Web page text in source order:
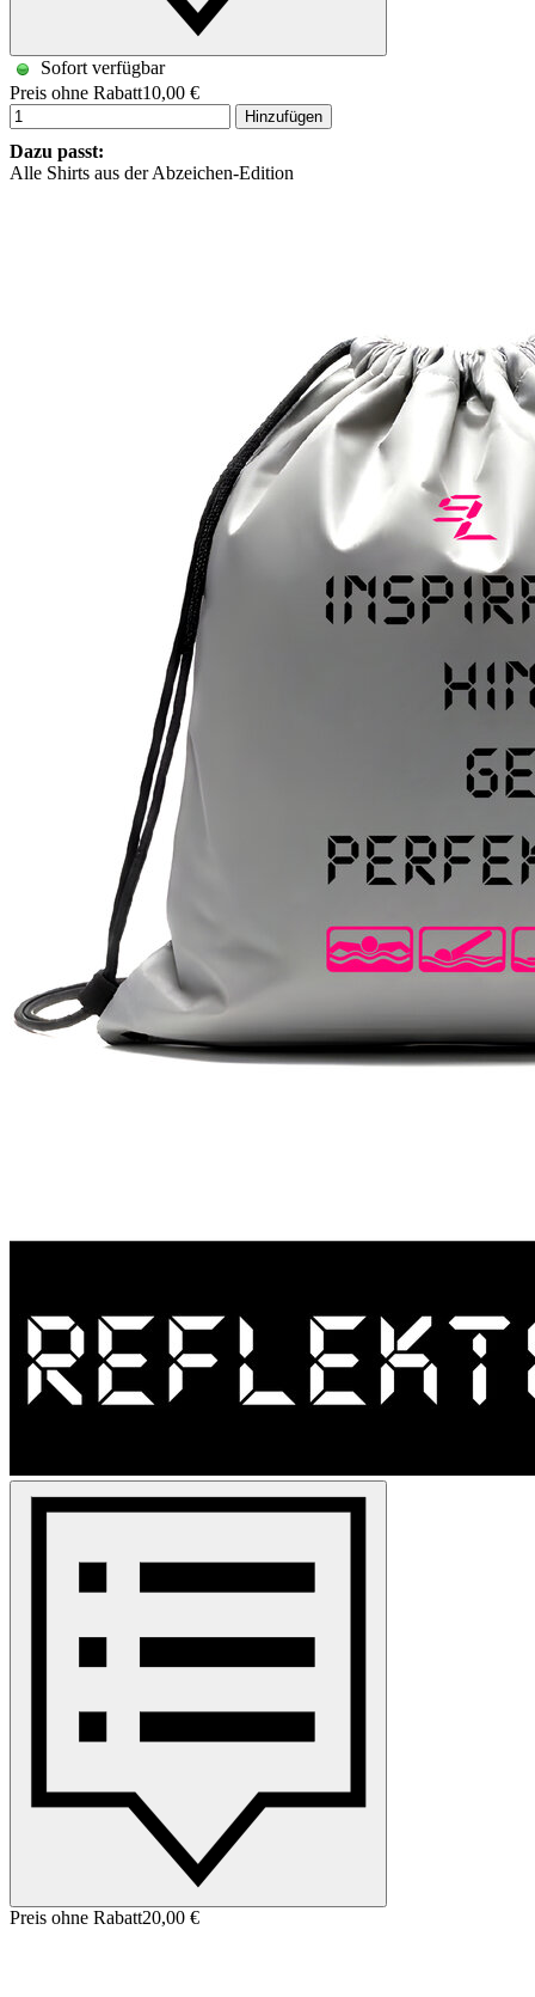
Sofort verfügbar
Preis ohne Rabatt10,00 €
Hinzufügen
Dazu passt:
Alle Shirts aus der Abzeichen-Edition
Preis ohne Rabatt20,00 €